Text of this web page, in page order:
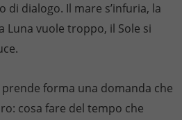
di dialogo. Il mare s’infuria, la
Luna vuole troppo, il Sole si
forma una domanda che
cosa fare del tempo che